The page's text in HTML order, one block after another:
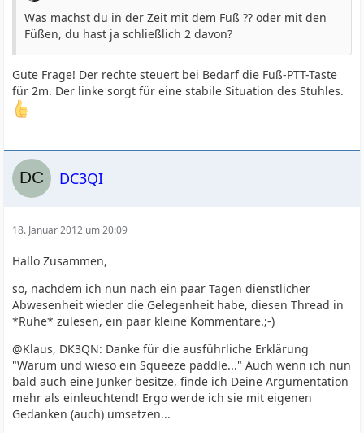
Was machst du in der Zeit mit dem Fuß ?? oder mit den
Füßen, du hast ja schließlich 2 davon?
Gute Frage! Der rechte steuert bei Bedarf die Fuß-PTT-Taste
für 2m. Der linke sorgt für eine stabile Situation des Stuhles.
DC3QI
18. Januar 2012 um 20:09
Hallo Zusammen,
so, nachdem ich nun nach ein paar Tagen dienstlicher
Abwesenheit wieder die Gelegenheit habe, diesen Thread in
*Ruhe* zulesen, ein paar kleine Kommentare.;-)
@Klaus, DK3QN: Danke für die ausführliche Erklärung
"Warum und wieso ein Squeeze paddle..." Auch wenn ich nun
bald auch eine Junker besitze, finde ich Deine Argumentation
mehr als einleuchtend! Ergo werde ich sie mit eigenen
Gedanken (auch) umsetzen...